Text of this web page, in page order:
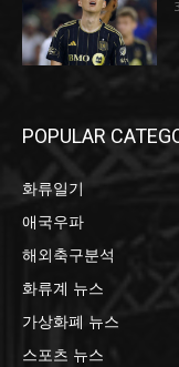
POPULAR
화류일기
애국우파
해외축구분석
화류계 뉴스
가상화폐 뉴스
스포츠 뉴스